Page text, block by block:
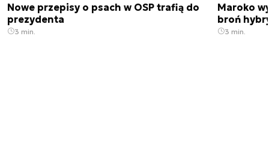
Nowe przepisy o psach w OSP trafią do
prezydenta
3 min.
Maroko
broń
3 min.